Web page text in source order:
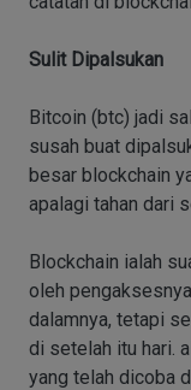
Sulit Dipalsukan
Bitcoin (btc) jadi
susah buat
besar blockchain
apalagi tahan dari
Blockchain ialah
oleh
dalamnya, tetapi
di setelah itu hari.
yang telah dicoba